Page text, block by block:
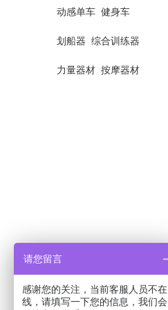
动感单车 健身车
划船器 综合训练器
力量器材 按摩器材
请您留言
感谢您的关注，当前客服人员不在
线，请填写一下您的信息，我们会